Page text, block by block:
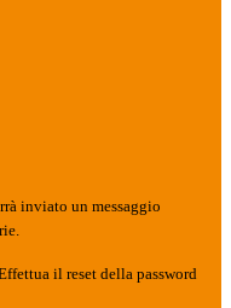
inviato un messaggio
il reset della password